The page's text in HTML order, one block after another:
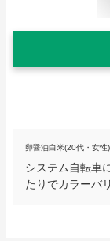
卵醤油白米(20代・女性)
システム自転車
たりでカラーバ